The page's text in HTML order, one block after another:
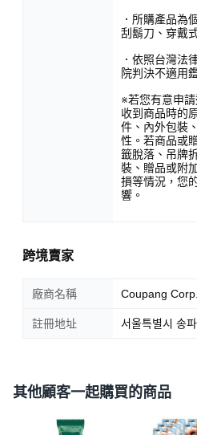
．所購產品為
刮鬍刀、穿戴
．依照台灣法
院判決不適用
※若您有意申
收到商品時的
件、內外包裝
性。若商品或
籤脫落、吊牌
裝、贈品或附
損等情況，您
響。
跨境賣家
廠商名稱 Coupang Corp.
註冊地址 서울특별시 송
其他顧客一起購買的商品